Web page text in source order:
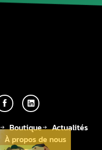
Boutique
Actualités
À propos de nous